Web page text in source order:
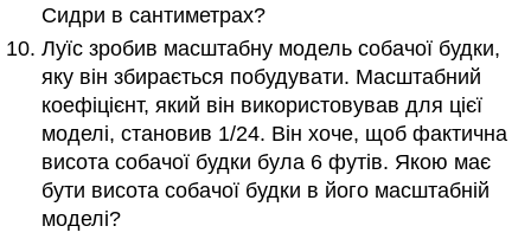
Сидри в сантиметрах?
Луїс зробив масштабну модель собачої будки,
яку він збирається побудувати. Масштабний
коефіцієнт, який він використовував для цієї
моделі, становив 1/24. Він хоче, щоб фактична
висота собачої будки була 6 футів. Якою має
бути висота собачої будки в його масштабній
моделі?